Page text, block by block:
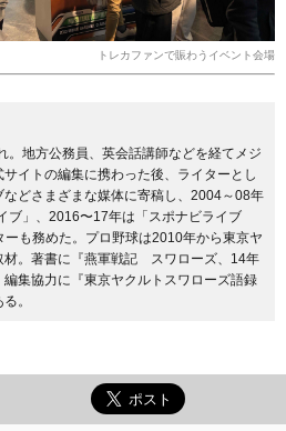
トレカファンで賑わうイベント会場
。地方公務員、英会話講師などを経てメジ
イトの編集に携わった後、ライターとし
どさまざまな媒体に寄稿し、2004～08年
ブ」、2016〜17年は「スポナビライブ
ーも務めた。プロ野球は2010年から東京ヤ
材。著書に『燕軍戦記 スワローズ、14年
集協力に『東京ヤクルトスワローズ語録
。